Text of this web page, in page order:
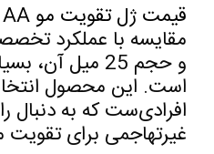
قیمت ژل تقویت موAA
مقایسه با عملکرد
و حجم 25 میل
است. این محصول
افرادی‌ست که به دنبال
غیرتهاجمی برای